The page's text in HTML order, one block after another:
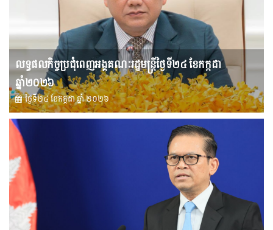
លទ្ធផលកិច្ចប្រជុំពេញអង្គគណៈរដ្ឋមន្រ្តីថ្ងៃទី២៤ ខែកក្កដា
ឆ្នាំ២០២៦
ថ្ងៃទី២៤ ខែ​កក្កដា ឆ្នាំ ២០២៦